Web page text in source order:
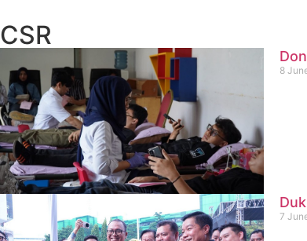
CSR
8
7